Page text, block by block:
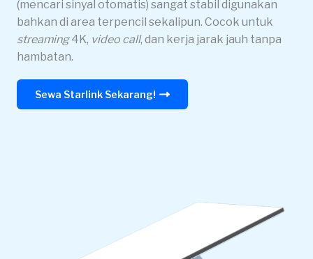
(mencari sinyal otomatis) sangat stabil digunakan
bahkan di area terpencil sekalipun. Cocok untuk
streaming4K, video call, dan kerja jarak jauh tanpa
hambatan.
Sewa Starlink Sekarang!